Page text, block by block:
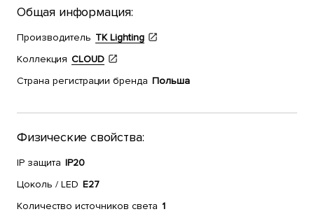
Общая информация:
Производитель TK Lighting
Коллекция CLOUD
Страна регистрации бренда Польша
Физические свойства:
IP защита IP20
Цоколь / LED E27
Количество источников света 1